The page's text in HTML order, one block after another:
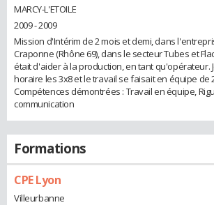
MARCY-L'ETOILE
2009 - 2009
Mission d'Intérim de 2 mois et demi, dans
Craponne (Rhône 69), dans le secteur Tubes et
était d'aider à la production, en tant qu'opérateur.
horaire les 3x8 et le travail se faisait en équipe de
Compétences démontrées : Travail en équipe,
communication
Formations
CPE Lyon
Villeurbanne